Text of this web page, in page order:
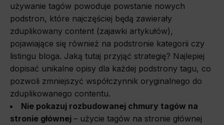
używanie tagów powoduje powstanie nowych
podstron, które najczęściej będą zawierały
zduplikowany content (zajawki artykułów),
pojawiające się również na podstronie kategorii czy
listingu bloga. Jaką tutaj przyjąć strategię? Najlepiej
dopisać unikalne opisy dla każdej podstrony tagu, co
pozwoli zmniejszyć współczynnik oryginalnego do
zduplikowanego contentu.
Nie pokazuj rozbudowanej chmury tagów na
stronie głównej – użycie tagów na stronie głównej